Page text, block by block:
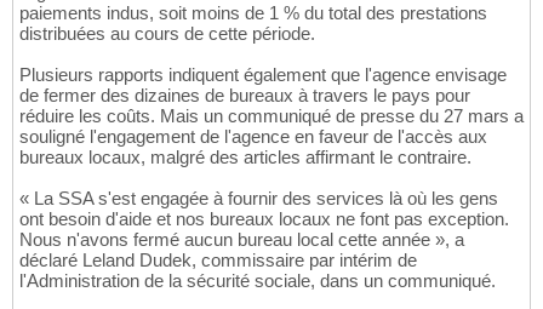
paiements indus, soit moins de 1 % du total des prestations
distribuées au cours de cette période.
Plusieurs rapports indiquent également que l'agence envisage
de fermer des dizaines de bureaux à travers le pays pour
réduire les coûts. Mais un communiqué de presse du 27 mars a
souligné l'engagement de l'agence en faveur de l'accès aux
bureaux locaux, malgré des articles affirmant le contraire.
« La SSA s'est engagée à fournir des services là où les gens
ont besoin d'aide et nos bureaux locaux ne font pas exception.
Nous n'avons fermé aucun bureau local cette année », a
déclaré Leland Dudek, commissaire par intérim de
l'Administration de la sécurité sociale, dans un communiqué.